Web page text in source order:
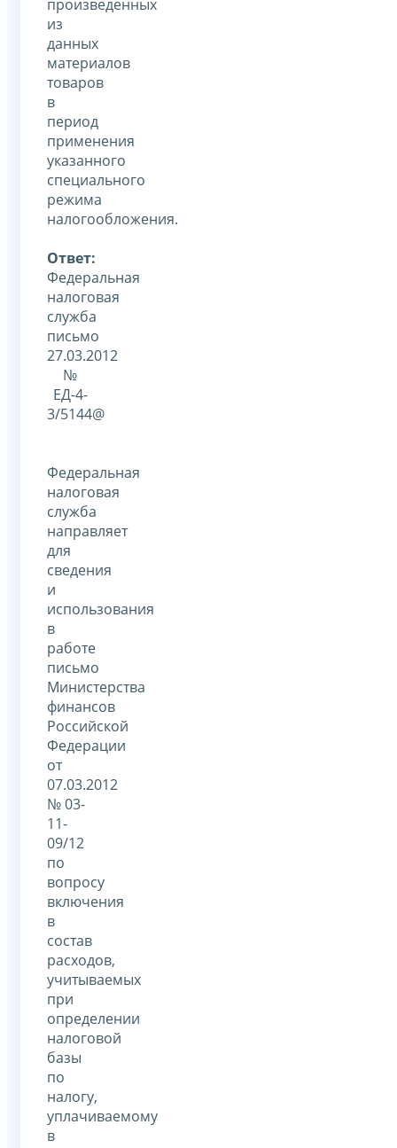
произведенных
из
данных
материалов
товаров
в
период
применения
указанного
специального
режима
налогообложения.
Ответ:
Федеральная
налоговая
служба
письмо
27.03.2012
№
ЕД-4-
3/5144@
Федеральная
налоговая
служба
направляет
для
сведения
и
использования
в
работе
письмо
Министерства
финансов
Российской
Федерации
от
07.03.2012
№ 03-
11-
09/12
по
вопросу
включения
в
состав
расходов,
учитываемых
при
определении
налоговой
базы
по
налогу,
уплачиваемому
в